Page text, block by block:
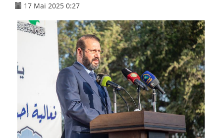
17 Mai 2025 0:27